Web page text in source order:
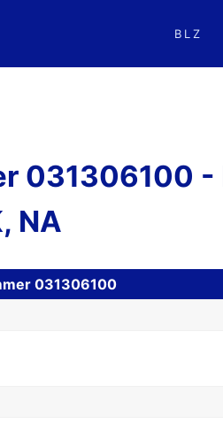
BLZ
031306100 -
NA
031306100